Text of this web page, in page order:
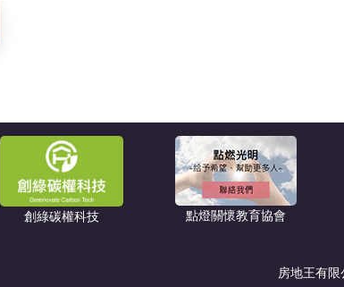
創綠碳權科技 點燈關懷教育協會
房地王有